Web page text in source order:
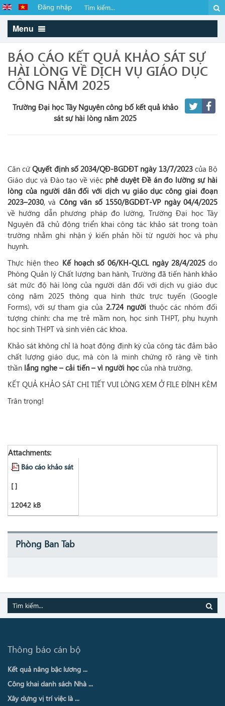
Đăng nhập
Menu
BÁO CÁO KẾT QUẢ KHẢO SÁT SỰ
HÀI LÒNG VỀ DỊCH VỤ GIÁO DỤC
CÔNG NĂM 2025
Trường Đại học Tây Nguyên công bố kết quả khảo
sát sự hài lòng năm 2025
Căn cứQuyết định số 2034/QĐ-BGDĐT ngày 13/7/2023của Bộ
Giáo dục và Đào tạo về việc phê duyệt Đề án đo lường sự hài
lòng của người dân đối với dịch vụ giáo dục công giai đoạn
2023–2030, và Công văn số 1550/BGDĐT-VP ngày 04/4/2025
về hướng dẫn phương pháp đo lường, Trường Đại học Tây
Nguyên đã chủ động triển khai công tác khảo sát trong toàn
trường nhằm ghi nhận ý kiến phản hồi từ người học và phụ
huynh.
Thực hiện theo Kế hoạch số 06/KH-QLCL ngày 28/4/2025do
Phòng Quản lý Chất lượng ban hành, Trường đã tiến hành khảo
sát mức độ hài lòng của người dân đối với dịch vụ giáo dục
công năm 2025 thông qua hình thức trực tuyến (Google
Forms), với sự tham gia của 2.724 ngườithuộc các nhóm đối
tượng chính: cha mẹ trẻ mầm non, học sinh THPT, phụ huynh
học sinh THPT và sinh viên các khoa.
Khảo sát không chỉ là hoạt động định kỳ của công tác đảm bảo
chất lượng giáo dục, mà còn là minh chứng rõ ràng về tinh
thần lắng nghe – cải tiến – vì người học của nhà trường.
KẾT QUẢ KHẢO SÁT CHI TIẾT VUI LÒNG XEM Ở FILE ĐÍNH KÈM
Trân trọng!
Attachments:
Báo cáo khảo sát
[ ]
12042 kB
Phòng Ban Tab
Thông báo cán bộ
Kết quả nâng bậc lương ...
Công khai danh sách Nhà ...
Xây dựng vị trí việc là ...